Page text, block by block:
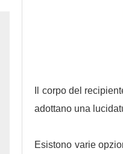
Il corpo del
adottano una
Esistono varie